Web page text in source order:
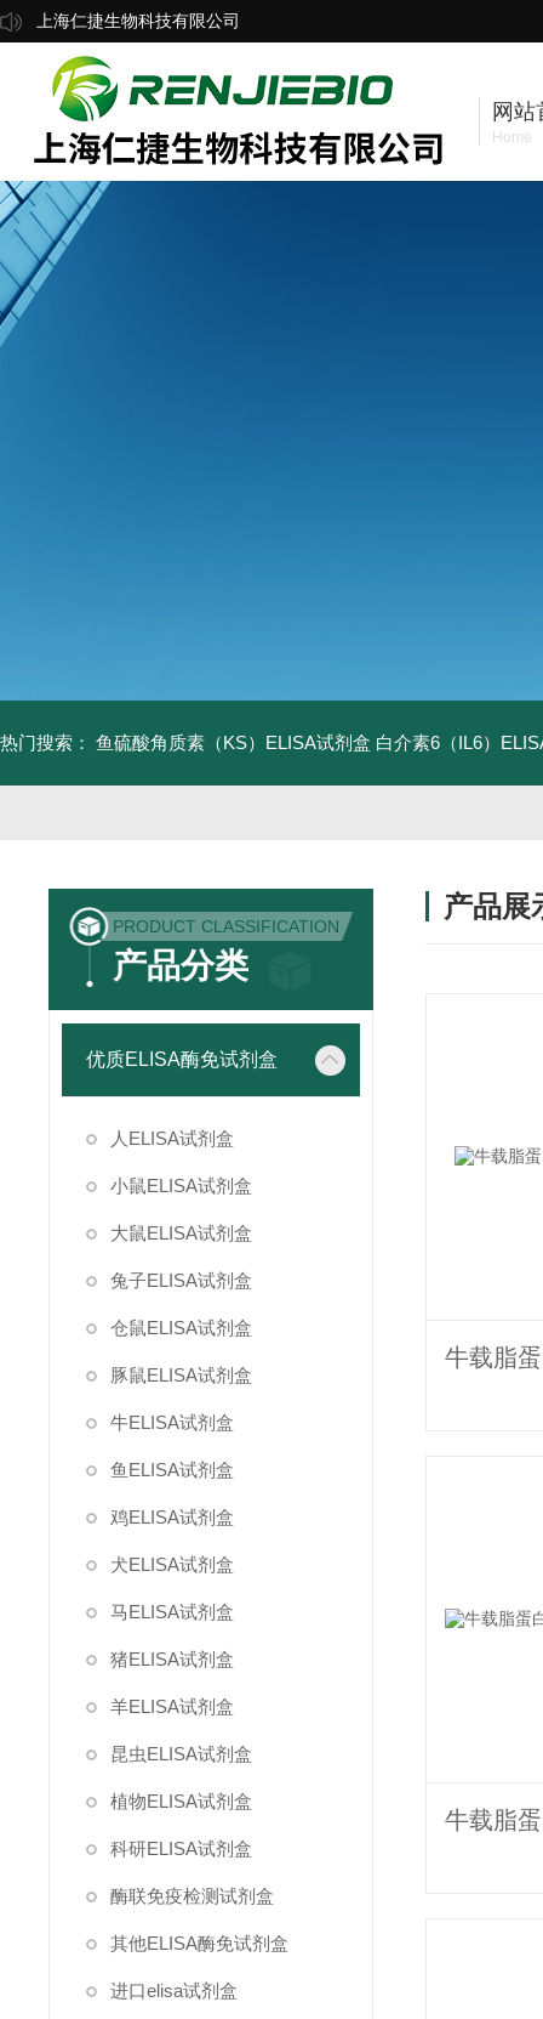
上海仁捷生物科技有限公司
网站
Home
热门搜索： 鱼硫酸角质素（KS）ELISA试剂盒 白介素6（IL6）
PRODUCT CLASSIFICATION
产品分类
优质ELISA酶免试剂盒
人ELISA试剂盒
小鼠ELISA试剂盒
大鼠ELISA试剂盒
兔子ELISA试剂盒
仓鼠ELISA试剂盒
豚鼠ELISA试剂盒
牛ELISA试剂盒
鱼ELISA试剂盒
鸡ELISA试剂盒
犬ELISA试剂盒
马ELISA试剂盒
猪ELISA试剂盒
羊ELISA试剂盒
昆虫ELISA试剂盒
植物ELISA试剂盒
科研ELISA试剂盒
酶联免疫检测试剂盒
其他ELISA酶免试剂盒
进口elisa试剂盒
产品展